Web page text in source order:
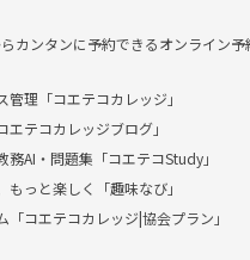
カンタンに予約できるオンライン予
理「コエテコカレッジ」
テコカレッジブログ」
AI・問題集「コエテコStudy」
っと楽しく「趣味なび」
コエテコカレッジ|協会プラン」